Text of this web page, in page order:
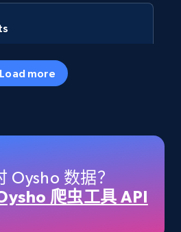
urls, Top reviews, and
Load more
Oysho 数据？
爬虫工具 API